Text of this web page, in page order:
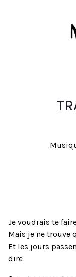
Je voudrais te
Mais je ne trouve
Et les jours
dire